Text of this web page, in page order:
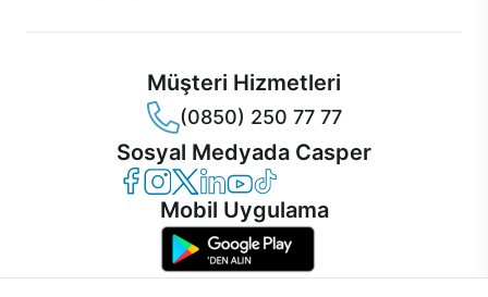
Müşteri Hizmetleri
(0850) 250 77 77
Sosyal Medyada Casper
Casper Facebook
Casper Instagram
Casper Twitter
Casper LinkedIn
Casper YouTube
Casper TikTok
Mobil Uygulama